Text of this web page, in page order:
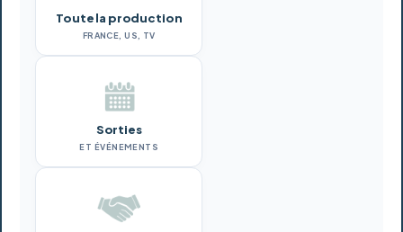
Toute la production
FRANCE, US, TV
Sorties
ET ÉVÉNEMENTS